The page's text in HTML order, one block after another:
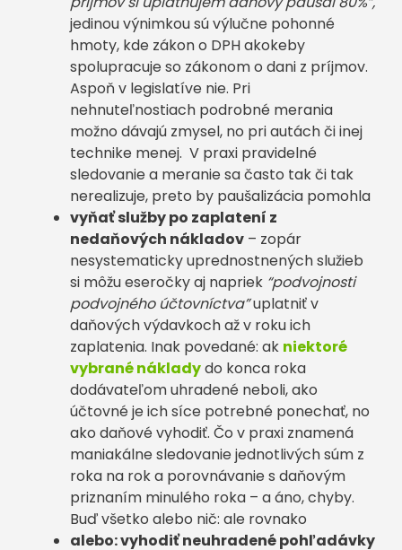
jedinou výnimkou sú výlučne pohonné
hmoty, kde zákon o DPH akokeby
spolupracuje so zákonom o dani z príjmov.
Aspoň v legislatíve nie. Pri
nehnuteľnostiach podrobné merania
možno dávajú zmysel, no pri autách či inej
technike menej. V praxi pravidelné
sledovanie a meranie sa často tak či tak
nerealizuje, preto by paušalizácia pomohla
vyňať služby po zaplatení z
nedaňových nákladov – zopár
nesystematicky uprednostnených služieb
si môžu eseročky aj napriek “podvojnosti
podvojného účtovníctva”uplatniť v
daňových výdavkoch až v roku ich
zaplatenia. Inak povedané: ak niektoré
vybrané nákladydo konca roka
dodávateľom uhradené neboli, ako
účtovné je ich síce potrebné ponechať, no
ako daňové vyhodiť. Čo v praxi znamená
maniakálne sledovanie jednotlivých súm z
roka na rok a porovnávanie s daňovým
priznaním minulého roka – a áno, chyby.
Buď všetko alebo nič: ale rovnako
alebo: vyhodiť neuhradené pohľadávky